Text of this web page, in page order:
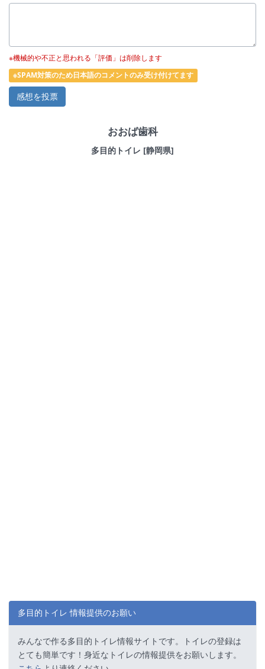
※機械的や不正と思われる「評価」は削除します
※SPAM対策のため日本語のコメントのみ受け付けてます
おおば歯科
多目的トイレ [静岡県]
多目的トイレ 情報提供のお願い
みんなで作る多目的トイレ情報サイトです。トイレの登録は
とても簡単です！身近なトイレの情報提供をお願いします。